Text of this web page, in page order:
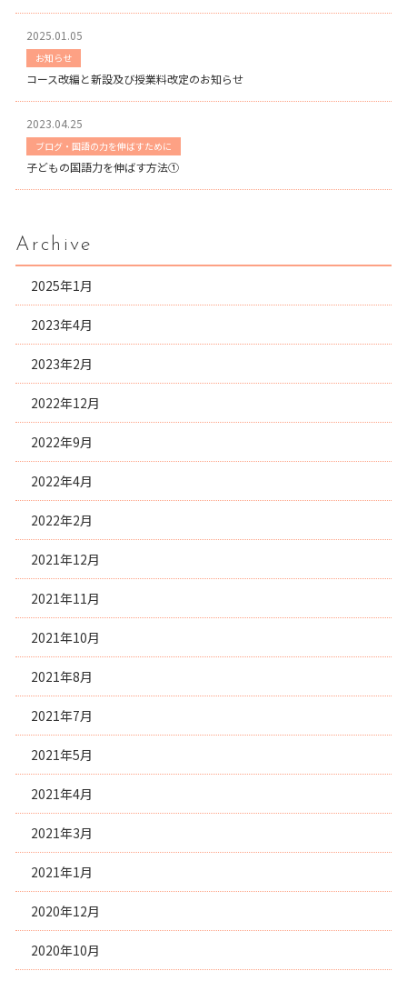
2025.01.05
お知らせ
コース改編と新設及び授業料改定のお知らせ
2023.04.25
ブログ・国語の力を伸ばすために
子どもの国語力を伸ばす方法①
Archive
2025年1月
2023年4月
2023年2月
2022年12月
2022年9月
2022年4月
2022年2月
2021年12月
2021年11月
2021年10月
2021年8月
2021年7月
2021年5月
2021年4月
2021年3月
2021年1月
2020年12月
2020年10月